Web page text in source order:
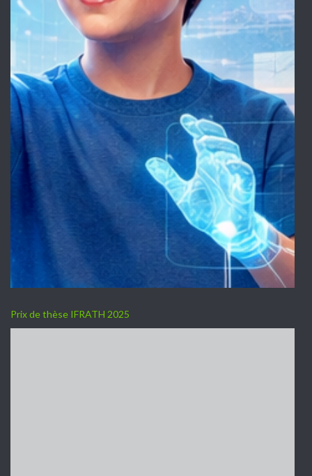
Prix de thèse IFRATH 2025